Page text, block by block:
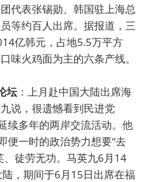
代表张锡勋、韩国驻上海总
等约百人出席。据报道，三
亿韩元，占地5.5万平方
味火鸡面为主的六条产线。
坛：上月赴中国大陆出席海
说，很遗憾看到民进党
续多年的两岸交流活动。他
便一时的政治势力想要“去
、徒劳无功。马英九6月14
，期间于6月15日出席在福